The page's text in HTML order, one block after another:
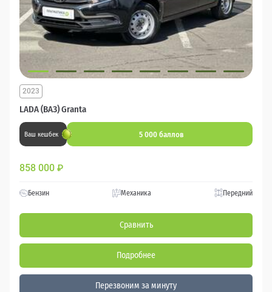
LADA (ВАЗ) Granta
2023
Ваш кешбек 5 000 баллов
858 000 ₽
Бензин Механика Передний
Сравнить
Подробнее
Перезвоним за минуту